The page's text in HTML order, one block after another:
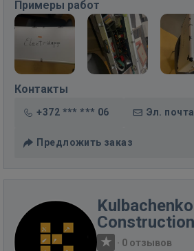
Примеры работ
Контакты
+372 *** *** 06 Эл. почта
Предложить заказ
Kulbachenko
· 0 отзывов